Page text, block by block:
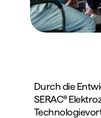
Durch die
SERAC®